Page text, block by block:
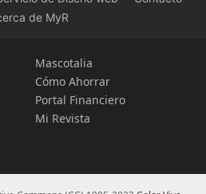
de MyR
Mascotalia
Cómo Ahorrar
Portal Financiero
Mi Revista